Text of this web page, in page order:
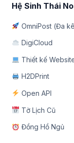
Hệ Sinh Thái
OmniPost (Đa
DigiCloud
Thiết kế
H2DPrint
Open API
Tờ Lịch Cũ
Đồng Hồ Ngủ